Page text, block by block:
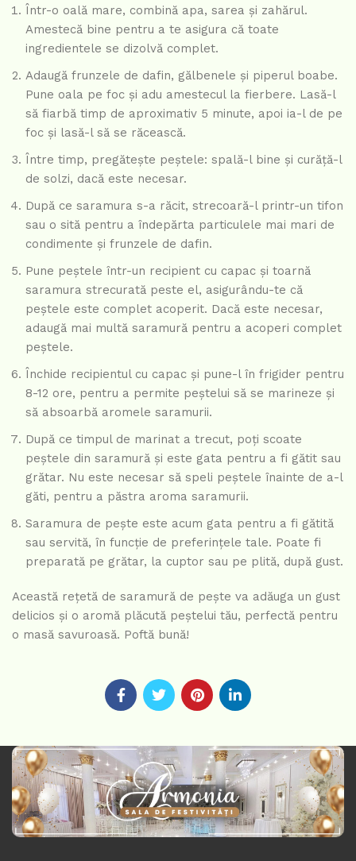
Într-o oală mare, combină apa, sarea și zahărul.
Amestecă bine pentru a te asigura că toate
ingredientele se dizolvă complet.
Adaugă frunzele de dafin, gălbenele și piperul boabe.
Pune oala pe foc și adu amestecul la fierbere. Lasă-l
să fiarbă timp de aproximativ 5 minute, apoi ia-l de pe
foc și lasă-l să se răcească.
Între timp, pregătește peștele: spală-l bine și curăță-l
de solzi, dacă este necesar.
După ce saramura s-a răcit, strecoară-l printr-un tifon
sau o sită pentru a îndepărta particulele mai mari de
condimente și frunzele de dafin.
Pune peștele într-un recipient cu capac și toarnă
saramura strecurată peste el, asigurându-te că
peștele este complet acoperit. Dacă este necesar,
adaugă mai multă saramură pentru a acoperi complet
peștele.
Închide recipientul cu capac și pune-l în frigider pentru
8-12 ore, pentru a permite peștelui să se marineze și
să absoarbă aromele saramurii.
După ce timpul de marinat a trecut, poți scoate
peștele din saramură și este gata pentru a fi gătit sau
grătar. Nu este necesar să speli peștele înainte de a-l
găti, pentru a păstra aroma saramurii.
Saramura de pește este acum gata pentru a fi gătită
sau servită, în funcție de preferințele tale. Poate fi
preparată pe grătar, la cuptor sau pe plită, după gust.
Această rețetă de saramură de pește va adăuga un gust
delicios și o aromă plăcută peștelui tău, perfectă pentru
o masă savuroasă. Poftă bună!